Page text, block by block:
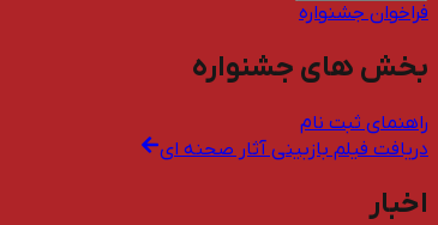
فراخوان جشنواره
بخش های جشنواره
راهنمای ثبت نام
دریافت فیلم بازبینی آثار صحنه ای
اخبار